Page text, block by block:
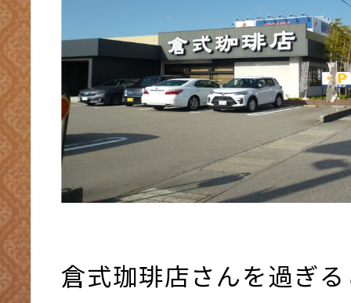
倉式珈琲店さんを過ぎ